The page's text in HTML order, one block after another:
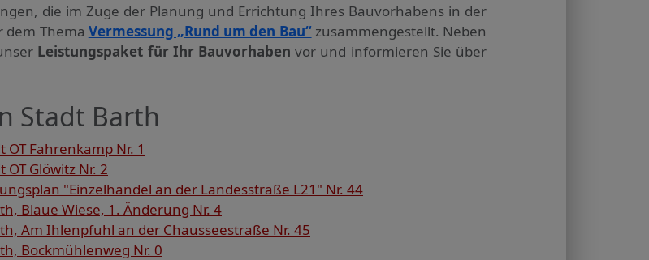
die im Zuge der Planung und Errichtung Ihres Bauvorhabens in der
dem Thema Vermessung „Rund um den Bau“zusammengestellt. Neben
Leistungspaket für Ihr Bauvorhaben vor und informieren Sie über
Stadt Barth
Fahrenkamp Nr. 1
Glöwitz Nr. 2
"Einzelhandel an der Landesstraße L21" Nr. 44
Blaue Wiese, 1. Änderung Nr. 4
Am Ihlenpfuhl an der Chausseestraße Nr. 45
Bockmühlenweg Nr. 0